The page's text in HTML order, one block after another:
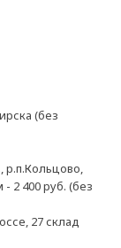
(без
р.п.Кольцово,
2 400 руб. (без
27 склад